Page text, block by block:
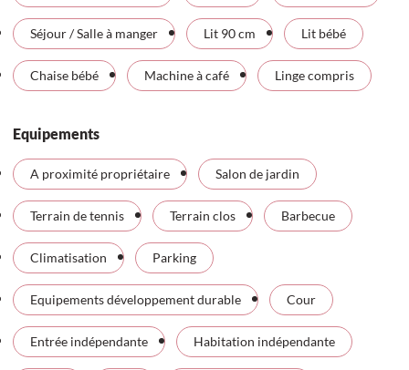
Séjour / Salle à manger Lit 90 cm Lit bébé
Chaise bébé Machine à café Linge compris
Equipements
A proximité propriétaire Salon de jardin
Terrain de tennis Terrain clos Barbecue
Climatisation Parking
Equipements développement durable Cour
Entrée indépendante Habitation indépendante